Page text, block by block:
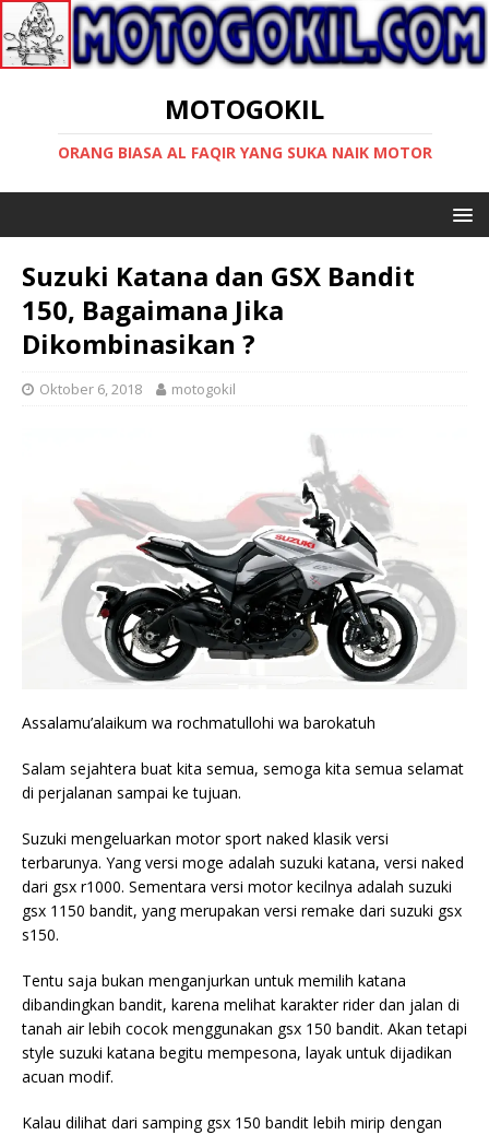
MOTOGOKIL
ORANG BIASA AL FAQIR YANG SUKA NAIK MOTOR
Suzuki Katana dan GSX Bandit
150, Bagaimana Jika
Dikombinasikan ?
Oktober 6, 2018 motogokil
Assalamu’alaikum wa rochmatullohi wa barokatuh
Salam sejahtera buat kita semua, semoga kita semua selamat
di perjalanan sampai ke tujuan.
Suzuki mengeluarkan motor sport naked klasik versi
terbarunya. Yang versi moge adalah suzuki katana, versi naked
dari gsx r1000. Sementara versi motor kecilnya adalah suzuki
gsx 1150 bandit, yang merupakan versi remake dari suzuki gsx
s150.
Tentu saja bukan menganjurkan untuk memilih katana
dibandingkan bandit, karena melihat karakter rider dan jalan di
tanah air lebih cocok menggunakan gsx 150 bandit. Akan tetapi
style suzuki katana begitu mempesona, layak untuk dijadikan
acuan modif.
Kalau dilihat dari samping gsx 150 bandit lebih mirip dengan